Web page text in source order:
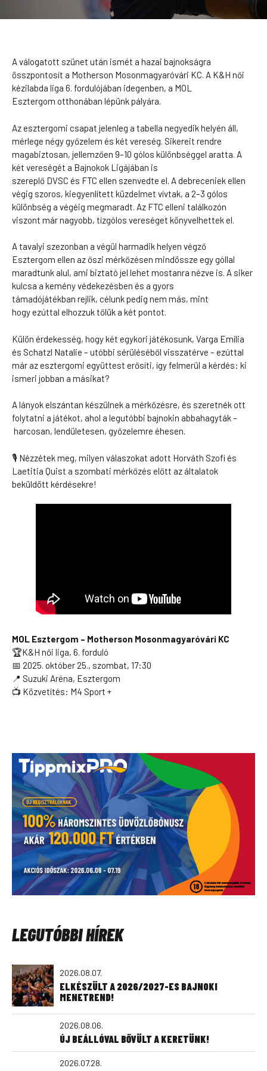
A válogatott szünet után ismét a hazai bajnokságra
összpontosít a Motherson Mosonmagyaróvári KC. A K&H női
kézilabda liga 6. fordulójában idegenben, a MOL
Esztergom otthonában lépünk pályára.
Az esztergomi csapat jelenleg a tabella negyedik helyén áll,
mérlege négy győzelem és két vereség. Sikereit rendre
magabiztosan, jellemzően 9–10 gólos különbséggel aratta. A
két vereségét a Bajnokok Ligájában is
szereplő DVSC és FTC ellen szenvedte el. A debreceniek ellen
végig szoros, kiegyenlített küzdelmet vívtak, a 2–3 gólos
különbség a végéig megmaradt. Az FTC elleni találkozón
viszont már nagyobb, tízgólos vereséget könyvelhettek el.
A tavalyi szezonban a végül harmadik helyen végző
Esztergom ellen az őszi mérkőzésen mindössze egy góllal
maradtunk alul, ami biztató jel lehet mostanra nézve is. A siker
kulcsa a kemény védekezésben és a gyors
támadójátékban rejlik, célunk pedig nem más, mint
hogy ezúttal elhozzuk tőlük a két pontot.
Külön érdekesség, hogy két egykori játékosunk, Varga Emília
és Schatzl Natalie – utóbbi sérüléséből visszatérve – ezúttal
már az esztergomi együttest erősíti, így felmerül a kérdés: ki
ismeri jobban a másikat?
A lányok elszántan készülnek a mérkőzésre, és szeretnék ott
folytatni a játékot, ahol a legutóbbi bajnokin abbahagyták –
harcosan, lendületesen, győzelemre éhesen.
🎙 Nézzétek meg, milyen válaszokat adott Horváth Szofi és
Laetitia Quist a szombati mérkőzés előtt az általatok
beküldött kérdésekre!
MOL Esztergom – Motherson Mosonmagyaróvári KC
🏆K&H női liga, 6. forduló
📅 2025. október 25., szombat, 17:30
📍 Suzuki Aréna, Esztergom
📺 Közvetítés: M4 Sport +
LEGUTÓBBI HÍREK
2026.08.07.
ELKÉSZÜLT A 2026/2027-ES BAJNOKI
MENETREND!
2026.08.06.
ÚJ BEÁLLÓVAL BŐVÜLT A KERETÜNK!
2026.07.28.